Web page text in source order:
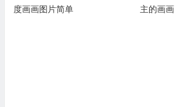
度画画图片简单
主的画画